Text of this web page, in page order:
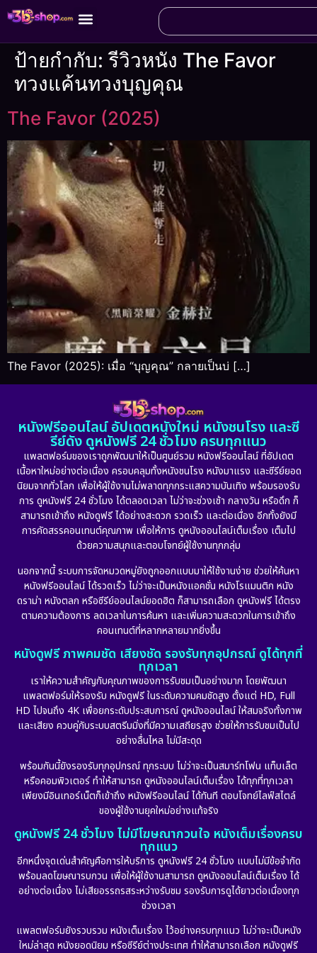
ป้ายกำกับ:รีวิวหนัง The Favor
ทวงแค้นทวงบุญคุณ
The Favor (2025)
The Favor (2025): เมื่อ “บุญคุณ” กลายเป็นบ่ […]
หนังฟรีออนไลน์ อัปเดตหนังใหม่ หนังชนโรง และซี
รีย์ดัง ดูหนังฟรี 24 ชั่วโมง ครบทุกแนว
แพลตฟอร์มของเราถูกพัฒนาให้เป็นศูนย์รวม หนังฟรีออนไลน์ ที่อัปเดต
เนื้อหาใหม่อย่างต่อเนื่อง ครอบคลุมทั้งหนังชนโรง หนังมาแรง และซีรีย์ยอด
นิยมจากทั่วโลก เพื่อให้ผู้ใช้งานไม่พลาดทุกกระแสความบันเทิง พร้อมรองรับ
การ ดูหนังฟรี 24 ชั่วโมง ได้ตลอดเวลา ไม่ว่าจะช่วงเช้า กลางวัน หรือดึก ก็
สามารถเข้าถึง หนังดูฟรี ได้อย่างสะดวก รวดเร็ว และต่อเนื่อง อีกทั้งยังมี
การคัดสรรคอนเทนต์คุณภาพ เพื่อให้การ ดูหนังออนไลน์เต็มเรื่อง เต็มไป
ด้วยความสนุกและตอบโจทย์ผู้ใช้งานทุกกลุ่ม
นอกจากนี้ ระบบการจัดหมวดหมู่ยังถูกออกแบบมาให้ใช้งานง่าย ช่วยให้ค้นหา
หนังฟรีออนไลน์ ได้รวดเร็ว ไม่ว่าจะเป็นหนังแอคชั่น หนังโรแมนติก หนัง
ดราม่า หนังตลก หรือซีรีย์ออนไลน์ยอดฮิต ก็สามารถเลือก ดูหนังฟรี ได้ตรง
ตามความต้องการ ลดเวลาในการค้นหา และเพิ่มความสะดวกในการเข้าถึง
คอนเทนต์ที่หลากหลายมากยิ่งขึ้น
หนังดูฟรี ภาพคมชัด เสียงชัด รองรับทุกอุปกรณ์ ดูได้ทุกที่
ทุกเวลา
เราให้ความสำคัญกับคุณภาพของการรับชมเป็นอย่างมาก โดยพัฒนา
แพลตฟอร์มให้รองรับ หนังดูฟรี ในระดับความคมชัดสูง ตั้งแต่ HD, Full
HD ไปจนถึง 4K เพื่อยกระดับประสบการณ์ ดูหนังออนไลน์ ให้สมจริงทั้งภาพ
และเสียง ควบคู่กับระบบสตรีมมิ่งที่มีความเสถียรสูง ช่วยให้การรับชมเป็นไป
อย่างลื่นไหล ไม่มีสะดุด
พร้อมกันนี้ยังรองรับทุกอุปกรณ์ ทุกระบบ ไม่ว่าจะเป็นสมาร์ทโฟน แท็บเล็ต
หรือคอมพิวเตอร์ ทำให้สามารถ ดูหนังออนไลน์เต็มเรื่อง ได้ทุกที่ทุกเวลา
เพียงมีอินเทอร์เน็ตก็เข้าถึง หนังฟรีออนไลน์ ได้ทันที ตอบโจทย์ไลฟ์สไตล์
ของผู้ใช้งานยุคใหม่อย่างแท้จริง
ดูหนังฟรี 24 ชั่วโมง ไม่มีโฆษณากวนใจ หนังเต็มเรื่องครบ
ทุกแนว
อีกหนึ่งจุดเด่นสำคัญคือการให้บริการ ดูหนังฟรี 24 ชั่วโมง แบบไม่มีข้อจำกัด
พร้อมลดโฆษณารบกวน เพื่อให้ผู้ใช้งานสามารถ ดูหนังออนไลน์เต็มเรื่อง ได้
อย่างต่อเนื่อง ไม่เสียอรรถรสระหว่างรับชม รองรับการดูได้ยาวต่อเนื่องทุก
ช่วงเวลา
แพลตฟอร์มยังรวบรวม หนังเต็มเรื่อง ไว้อย่างครบทุกแนว ไม่ว่าจะเป็นหนัง
ใหม่ล่าสุด หนังยอดนิยม หรือซีรีย์ต่างประเทศ ทำให้สามารถเลือก หนังดูฟรี